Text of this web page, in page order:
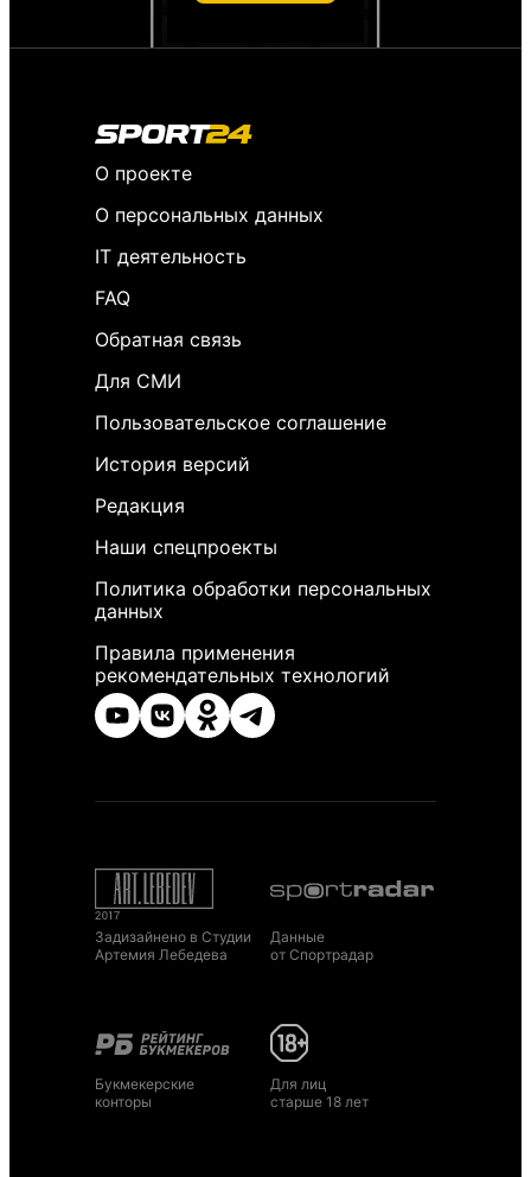
О проекте
О персональных данных
IT деятельность
FAQ
Обратная связь
Для СМИ
Пользовательское соглашение
История версий
Редакция
Наши спецпроекты
Политика обработки персональных
данных
Правила применения
рекомендательных технологий
Задизайнено в Студии
Артемия Лебедева
Данные
от Спортрадар
Букмекерские
конторы
Для лиц
старше 18 лет